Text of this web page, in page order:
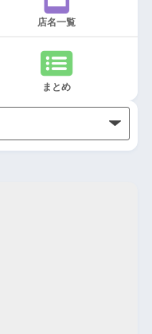
店名一覧
まとめ